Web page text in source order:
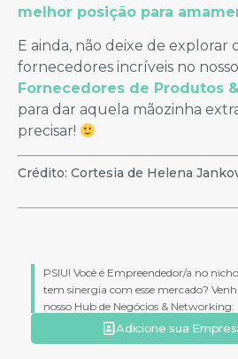
melhor posição para
E ainda, não deixe de explorar
fornecedores incríveis no nosso
Fornecedores de Produtos
para dar aquela mãozinha
precisar!
Crédito: Cortesia de Helena
PSIU! Você é Empreendedor/a no
tem sinergia com esse mercado?
nosso Hub de Negócios & Networking:
Adicione sua